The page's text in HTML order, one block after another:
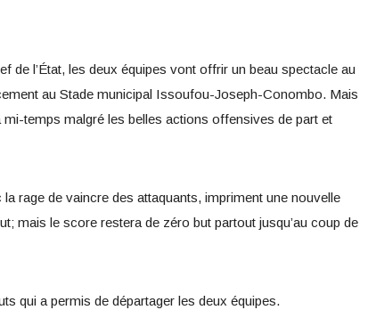
de l’État, les deux équipes vont offrir un beau spectacle au
au Stade municipal Issoufou-Joseph-Conombo. Mais
mi-temps malgré les belles actions offensives de part et
rage de vaincre des attaquants, impriment une nouvelle
mais le score restera de zéro but partout jusqu’au coup de
qui a permis de départager les deux équipes.